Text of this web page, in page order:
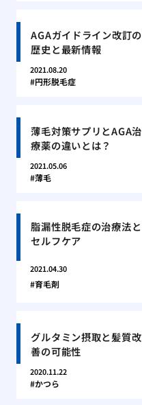
AGAガイドライン改訂の
歴史と最新情報
2021.08.20
円形脱毛症
薄毛対策サプリとAGA治
療薬の違いとは？
2021.05.06
薄毛
脂漏性脱毛症の治療法と
セルフケア
2021.04.30
育毛剤
グルタミン摂取と髪質改
善の可能性
2020.11.22
かつら